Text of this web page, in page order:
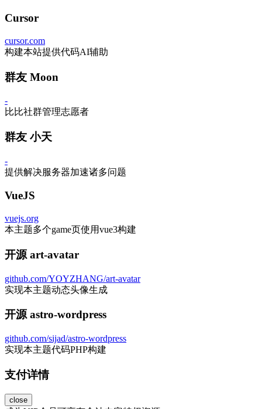
Cursor
cursor.com
构建本站提供代码AI辅助
群友 Moon
-
比比社群管理志愿者
群友 小天
-
提供解决服务器加速诸多问题
VueJS
vuejs.org
本主题多个game页使用vue3构建
开源 art-avatar
github.com/YOYZHANG/art-avatar
实现本主题动态头像生成
开源 astro-wordpress
github.com/sijad/astro-wordpress
实现本主题代码PHP构建
支付详情
close